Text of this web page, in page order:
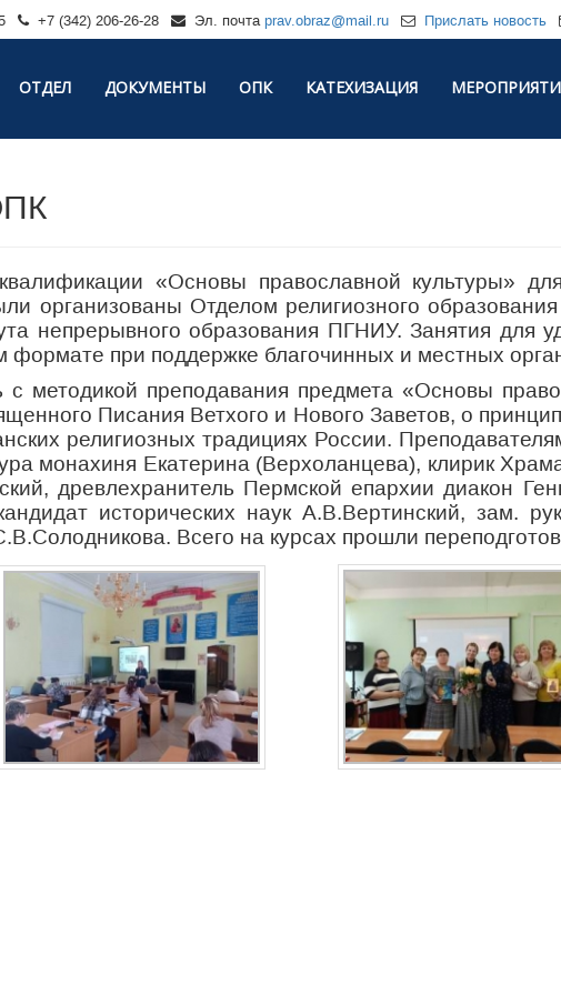
+7 (342) 206-26-28 Эл. почта prav.obraz@mail.ru Прислать новость
ОТДЕЛ ДОКУМЕНТЫ ОПК КАТЕХИЗАЦИЯ
«Основы православной культуры»
организованы Отделом религиозного
непрерывного образования ПГНИУ. Занятия для
формате при поддержке благочинных и местных
с методикой преподавания предмета «Основы
Писания Ветхого и Нового Заветов, о
религиозных традициях России.
монахиня Екатерина (Верхоланцева), клирик
древлехранитель Пермской епархии диакон
исторических наук А.В.Вертинский, зам.
Всего на курсах прошли